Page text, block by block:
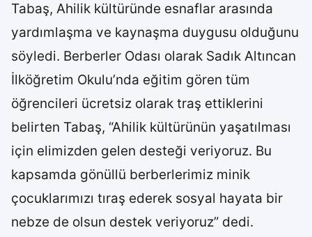
Tabaş, Ahilik kültüründe esnaflar arasında
yardımlaşma ve kaynaşma duygusu olduğunu
söyledi. Berberler Odası olarak Sadık Altıncan
İlköğretim Okulu’nda eğitim gören tüm
öğrencileri ücretsiz olarak traş ettiklerini
belirten Tabaş, “Ahilik kültürünün yaşatılması
için elimizden gelen desteği veriyoruz. Bu
kapsamda gönüllü berberlerimiz minik
çocuklarımızı tıraş ederek sosyal hayata bir
nebze de olsun destek veriyoruz” dedi.